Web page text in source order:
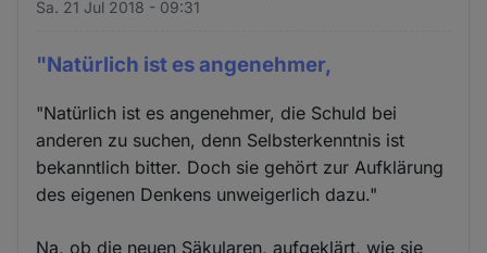
Sa. 21 Jul 2018 - 09:31
"Natürlich ist es angenehmer,
"Natürlich ist es angenehmer, die Schuld bei
anderen zu suchen, denn Selbsterkenntnis ist
bekanntlich bitter. Doch sie gehört zur Aufklärung
des eigenen Denkens unweigerlich dazu."
Na, ob die neuen Säkularen, aufgeklärt, wie sie